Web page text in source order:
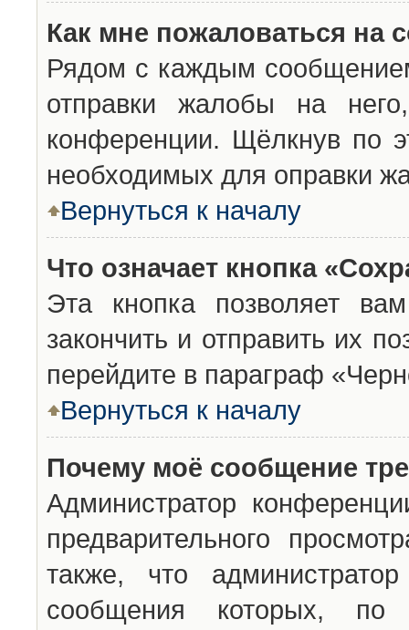
Как мне пожаловаться на
Рядом с каждым
отправки жалобы на
конференции. Щёлкнув по
необходимых для оправки
Вернуться к началу
Что означает кнопка
Эта кнопка позволяет
закончить и отправить их
перейдите в параграф
Вернуться к началу
Почему моё сообщение
Администратор
предварительного
также, что
сообщения которых,